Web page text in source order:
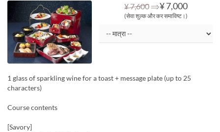
¥ 7,600 ⇒¥ 7,000
(सेवा शुल्क और कर समाविष्ट।)
1 glass of sparkling wine for a toast + message plate (up to 25
characters)
Course contents
[Savory]